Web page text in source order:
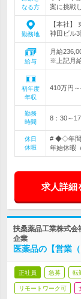
なる方
案に挑戦
勤務地
【本社
神田ビル3
給与
月給
※上記月
初年度
年収
410万円
勤務
時間
8：30～
休日
休暇
# ◆◇年間
年始休暇
求人詳細
扶桑薬品工業株式会
企業
医薬品の【営業
正社員 急募 転
リモートワーク可